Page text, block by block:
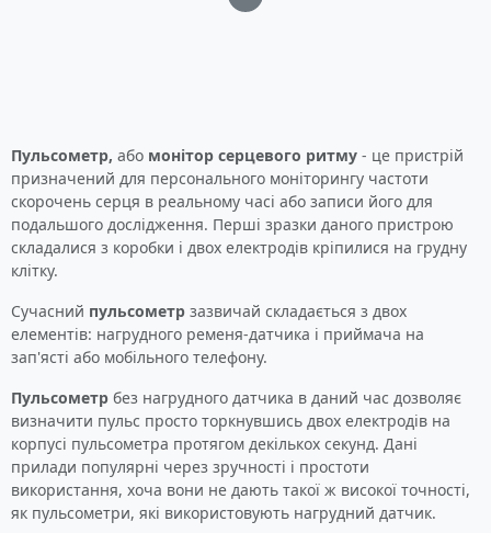
Пульсометр, або монітор серцевого ритму - це пристрій
призначений для персонального моніторингу частоти
скорочень серця в реальному часі або записи його для
подальшого дослідження. Перші зразки даного пристрою
складалися з коробки і двох електродів кріпилися на грудну
клітку.
Сучасний пульсометр зазвичай складається з двох
елементів: нагрудного ременя-датчика і приймача на
зап'ясті або мобільного телефону.
Пульсометр без нагрудного датчика в даний час дозволяє
визначити пульс просто торкнувшись двох електродів на
корпусі пульсометра протягом декількох секунд. Дані
прилади популярні через зручності і простоти
використання, хоча вони не дають такої ж високої точності,
як пульсометри, які використовують нагрудний датчик.